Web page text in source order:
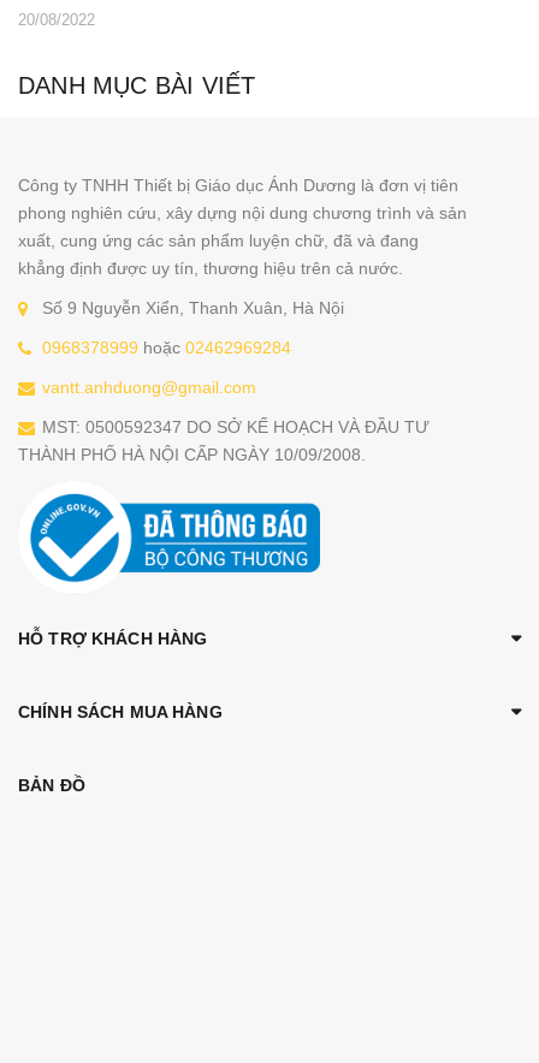
20/08/2022
DANH MỤC BÀI VIẾT
Công ty TNHH Thiết bị Giáo dục Ánh Dương là đơn vị tiên
phong nghiên cứu, xây dựng nội dung chương trình và sản
xuất, cung ứng các sản phẩm luyện chữ, đã và đang
khẳng định được uy tín, thương hiệu trên cả nước.
Số 9 Nguyễn Xiển, Thanh Xuân, Hà Nội
0968378999 hoặc 02462969284
vantt.anhduong@gmail.com
MST: 0500592347 DO SỞ KẾ HOẠCH VÀ ĐẦU TƯ
THÀNH PHỐ HÀ NỘI CẤP NGÀY 10/09/2008.
HỖ TRỢ KHÁCH HÀNG
CHÍNH SÁCH MUA HÀNG
BẢN ĐỒ